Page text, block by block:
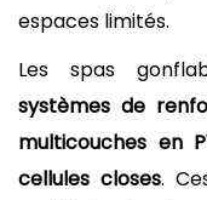
espaces limités.
Les spas
systèmes de
multicouches en
cellules closes.